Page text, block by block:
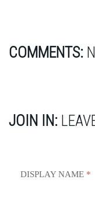
COMMENTS:
JOIN IN:
DISPLAY NAME *